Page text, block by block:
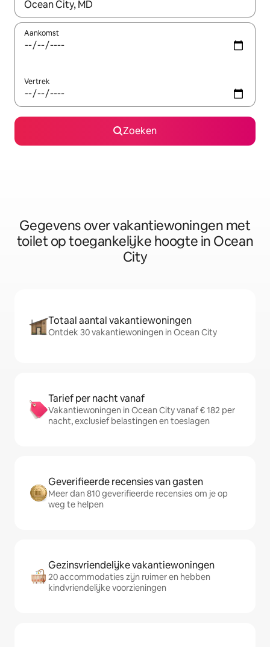
Wanneer er resultaten beschikbaar zijn, maak je een keuze
Aankomst
Vertrek
Zoeken
Gegevens over vakantiewoningen met
toilet op toegankelijke hoogte in Ocean
City
Totaal aantal vakantiewoningen
Ontdek 30 vakantiewoningen in Ocean City
Tarief per nacht vanaf
Vakantiewoningen in Ocean City vanaf € 182 per
nacht, exclusief belastingen en toeslagen
Geverifieerde recensies van gasten
Meer dan 810 geverifieerde recensies om je op
weg te helpen
Gezinsvriendelijke vakantiewoningen
20 accommodaties zijn ruimer en hebben
kindvriendelijke voorzieningen